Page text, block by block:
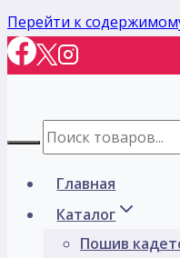
Перейти к
Главная
Каталог
Пошив